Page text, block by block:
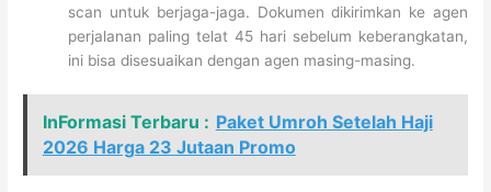
scan untuk berjaga-jaga. Dokumen dikirimkan ke agen
perjalanan paling telat 45 hari sebelum keberangkatan,
ini bisa disesuaikan dengan agen masing-masing.
InFormasi Terbaru : Paket Umroh Setelah Haji
2026 Harga 23 Jutaan Promo